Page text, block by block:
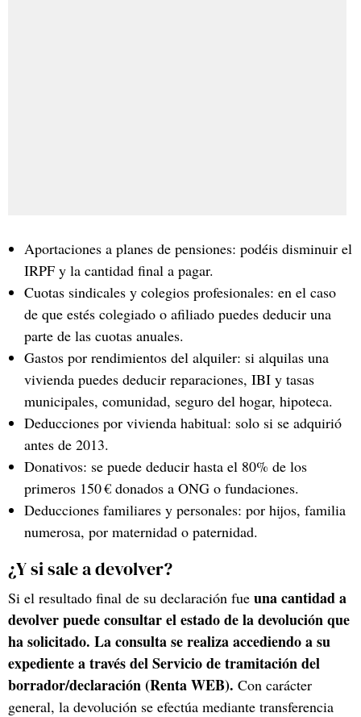
Aportaciones a planes de pensiones: podéis disminuir el
IRPF y la cantidad final a pagar.
Cuotas sindicales y colegios profesionales: en el caso
de que estés colegiado o afiliado puedes deducir una
parte de las cuotas anuales.
Gastos por rendimientos del alquiler: si alquilas una
vivienda puedes deducir reparaciones, IBI y tasas
municipales, comunidad, seguro del hogar, hipoteca.
Deducciones por vivienda habitual: solo si se adquirió
antes de 2013.
Donativos: se puede deducir hasta el 80% de los
primeros 150 € donados a ONG o fundaciones.
Deducciones familiares y personales: por hijos, familia
numerosa, por maternidad o paternidad.
¿Y si sale a devolver?
Si el resultado final de su declaración fue una cantidad a
devolver puede consultar el estado de la devolución que
ha solicitado. La consulta se realiza accediendo a su
expediente a través del Servicio de tramitación del
borrador/declaración (Renta WEB). Con carácter
general, la devolución se efectúa mediante transferencia